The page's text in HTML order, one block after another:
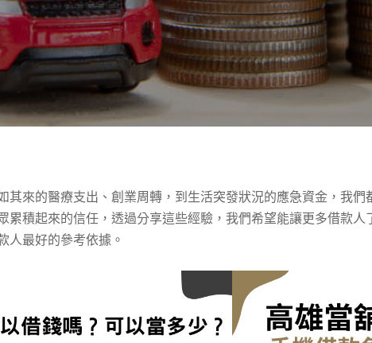
來的醫療支出、創業周轉，到生活突發狀況的應急資金，我們
積起來的信任，透過分享這些經驗，我們希望能讓更多借款
人最好的參考依據。